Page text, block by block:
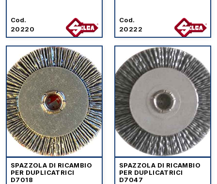
Cod.
20220
Cod.
20222
SPAZZOLA DI RICAMBIO
PER DUPLICATRICI
D7018
SPAZZOLA DI RICAMBIO
PER DUPLICATRICI
D7047